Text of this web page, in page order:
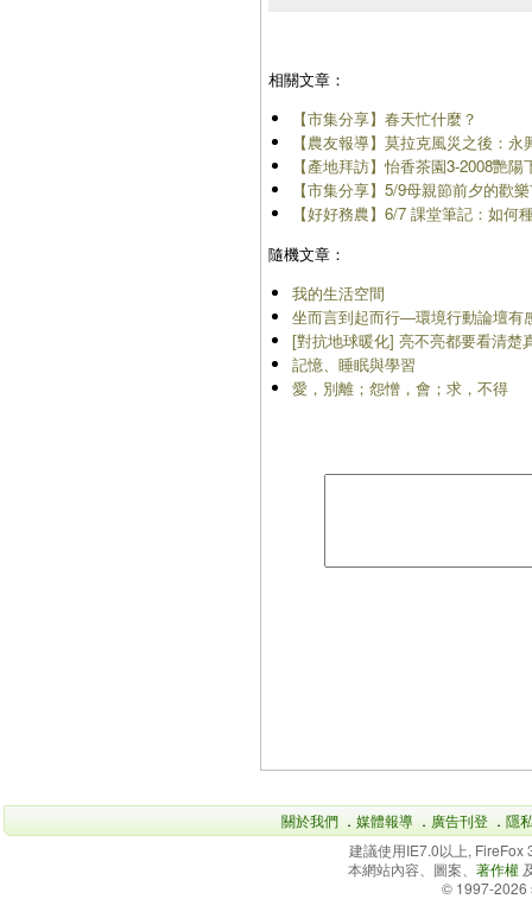
相關文章：
【市集分享】春天忙什麼？
【農友報導】莫拉克風災之後：
【產地拜訪】怡香茶園3-2008艷陽
【市集分享】5/9母親節前夕的歡
【好好務農】6/7 課堂筆記：如何
隨機文章：
我的生活空間
坐而言到起而行―環境行動論壇有
[對抗地球暖化] 亮不亮都要看清楚
記憶、睡眠與學習
愛，別離；怨憎，會；求，不得
關於我們 ． 媒體報導 ． 廣告刊登 ． 隱
建議使用IE7.0以上,
本網站內容、圖案、 著作權
© 1997-2026